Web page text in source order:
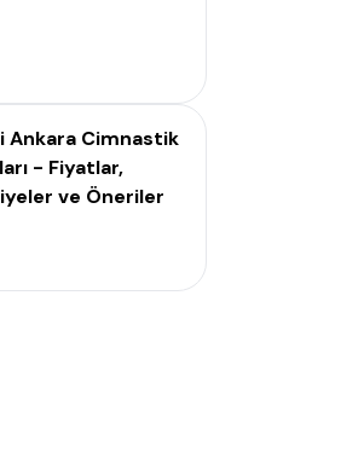
Ankara Cimnastik
- Fiyatlar,
ve Öneriler